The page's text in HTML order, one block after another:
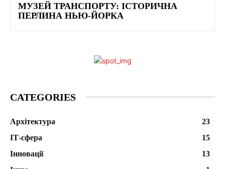
МУЗЕЙ ТРАНСПОРТУ: ІСТОРИЧНА
ПЕРЛИНА НЬЮ-ЙОРКА
CATEGORIES
Архітектура
23
ІТ-сфера
15
Інновації
13